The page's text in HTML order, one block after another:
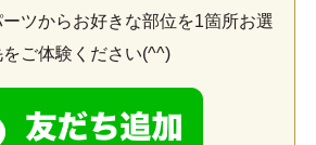
ツからお好きな部位を1箇所お選
ご体験ください(^^)